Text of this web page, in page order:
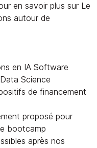
en savoir plus sur Le
autour de
en IA Software
Science
de financement
proposé pour
bootcamp
après nos